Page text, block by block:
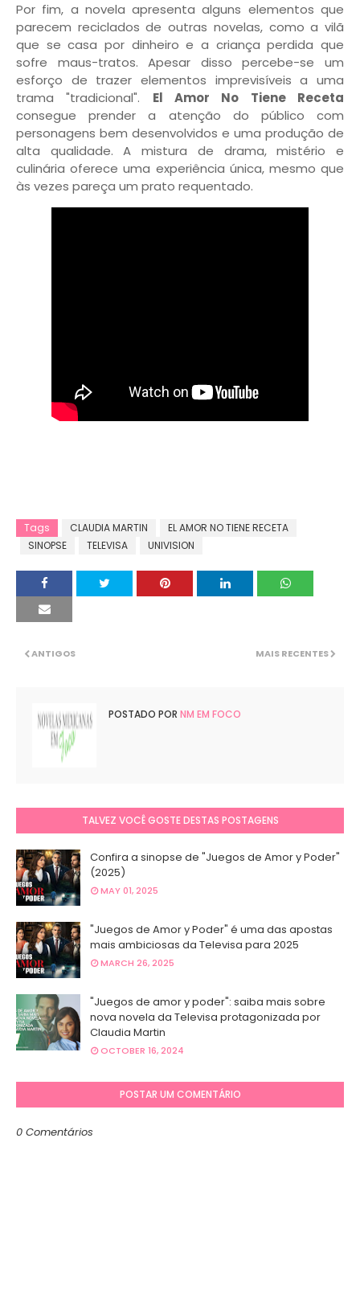
Por fim, a novela apresenta alguns elementos que
parecem reciclados de outras novelas, como a vilã
que se casa por dinheiro e a criança perdida que
sofre maus-tratos. Apesar disso percebe-se um
esforço de trazer elementos imprevisíveis a uma
trama "tradicional". El Amor No Tiene Receta
consegue prender a atenção do público com
personagens bem desenvolvidos e uma produção de
alta qualidade. A mistura de drama, mistério e
culinária oferece uma experiência única, mesmo que
às vezes pareça um prato requentado.
Tags CLAUDIA MARTIN
EL AMOR NO TIENE RECETA
SINOPSE
TELEVISA UNIVISION
MAIS RECENTES
ANTIGOS
POSTADO POR NM EM FOCO
TALVEZ VOCÊ GOSTE DESTAS POSTAGENS
Confira a sinopse de "Juegos de Amor y Poder"
(2025)
MAY 01, 2025
"Juegos de Amor y Poder" é uma das apostas
mais ambiciosas da Televisa para 2025
MARCH 26, 2025
"Juegos de amor y poder": saiba mais sobre
nova novela da Televisa protagonizada por
Claudia Martin
OCTOBER 16, 2024
POSTAR UM COMENTÁRIO
0 Comentários